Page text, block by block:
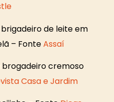
de leite em
– FonteAssaí
cremoso
Casa e Jardim